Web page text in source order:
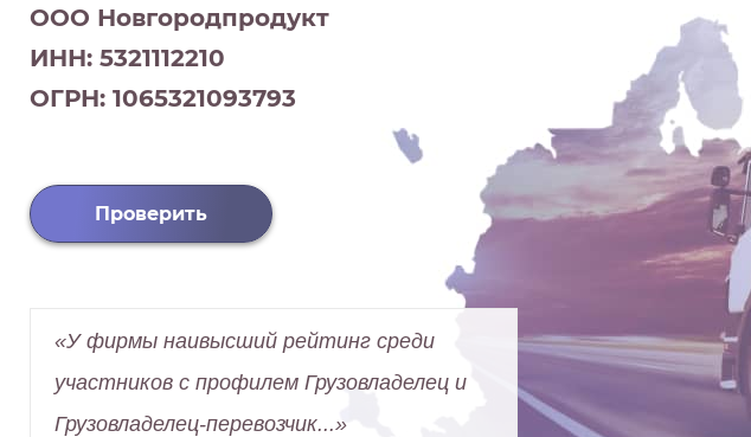
ООО Новгородпродукт
ИНН: 5321112210
ОГРН: 1065321093793
Проверить
«У фирмы наивысший рейтинг среди
участников с профилем Грузовладелец и
Грузовладелец-перевозчик...»